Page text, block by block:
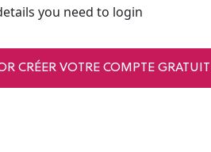
you need to login
CRÉER VOTRE COMPTE GRATUIT